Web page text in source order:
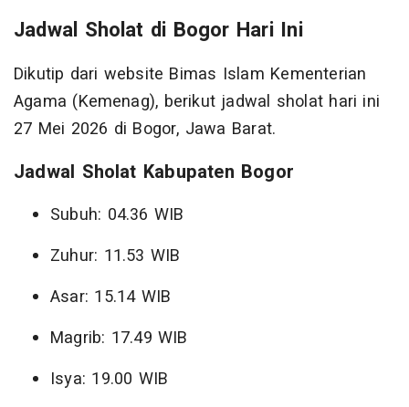
Jadwal Sholat di Bogor Hari Ini
Dikutip dari website Bimas Islam Kementerian
Agama (Kemenag), berikut jadwal sholat hari ini
27 Mei 2026 di Bogor, Jawa Barat.
Jadwal Sholat Kabupaten Bogor
Subuh: 04.36 WIB
Zuhur: 11.53 WIB
Asar: 15.14 WIB
Magrib: 17.49 WIB
Isya: 19.00 WIB